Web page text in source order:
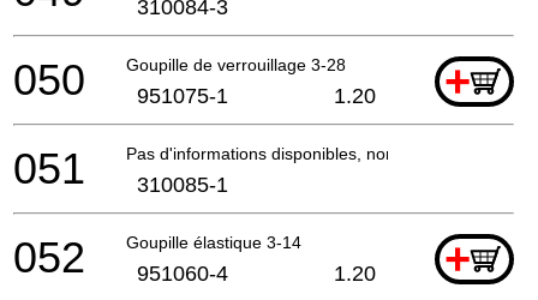
310084-3
Goupille de verrouillage 3-28 +
050 951075-1 1.20
Pas d'informations disponibles, non commandable
051 310085-1
Goupille élastique 3-14 +
052 951060-4 1.20